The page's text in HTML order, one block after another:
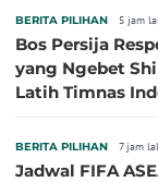
BERITA PILIHAN 5 jam
Bos Persija
yang Ngebet
Latih Timnas
BERITA PILIHAN 7 jam
Jadwal FIFA